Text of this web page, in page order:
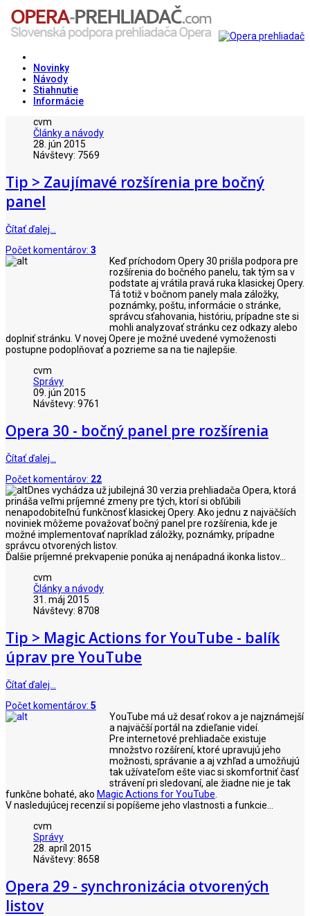
Novinky
Návody
Stiahnutie
Informácie
cvm
Články a návody
28. jún 2015
Návštevy: 7569
Tip > Zaujímavé rozšírenia pre bočný
panel
Čítať ďalej…
Počet komentárov: 3
Keď príchodom Opery 30 prišla podpora pre
rozšírenia do bočného panelu, tak tým sa v
podstate aj vrátila pravá ruka klasickej Opery.
Tá totiž v bočnom panely mala záložky,
poznámky, poštu, informácie o stránke,
správcu sťahovania, históriu, prípadne ste si
mohli analyzovať stránku cez odkazy alebo
doplniť stránku. V novej Opere je možné uvedené vymoženosti
postupne podoplňovať a pozrieme sa na tie najlepšie.
cvm
Správy
09. jún 2015
Návštevy: 9761
Opera 30 - bočný panel pre rozšírenia
Čítať ďalej…
Počet komentárov: 22
Dnes vychádza už jubilejná 30 verzia prehliadača Opera, ktorá
prináša veľmi príjemné zmeny pre tých, ktorí si obľúbili
nenapodobiteľnú funkčnosť klasickej Opery. Ako jednu z najväčších
noviniek môžeme považovať bočný panel pre rozšírenia, kde je
možné implementovať napríklad záložky, poznámky, prípadne
správcu otvorených listov.
Ďalšie príjemné prekvapenie ponúka aj nenápadná ikonka listov...
cvm
Články a návody
31. máj 2015
Návštevy: 8708
Tip > Magic Actions for YouTube - balík
úprav pre YouTube
Čítať ďalej…
Počet komentárov: 5
YouTube má už desať rokov a je najznámejší
a najväčší portál na zdieľanie videí.
Pre internetové prehliadače existuje
množstvo rozšírení, ktoré upravujú jeho
možnosti, správanie a aj vzhľad a umožňujú
tak užívateľom ešte viac si skomfortniť časť
strávení pri sledovaní, ale žiadne nie je tak
funkčne bohaté, ako Magic Actions for YouTube
V nasledujúcej recenzií si popíšeme jeho vlastnosti a funkcie...
cvm
Správy
28. apríl 2015
Návštevy: 8658
Opera 29 - synchronizácia otvorených
listov